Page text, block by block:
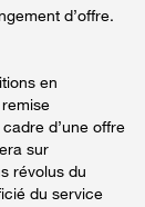
d’offre.
en
d’une offre
sur
révolus du
du service